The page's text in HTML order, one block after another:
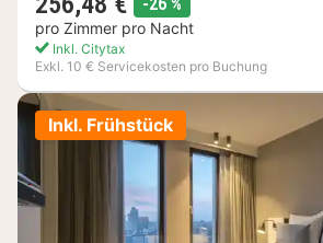
pro Zimmer pro Nacht
Inkl. Citytax
Exkl. 10 € Servicekosten pro Buchung
Inkl. Frühstück